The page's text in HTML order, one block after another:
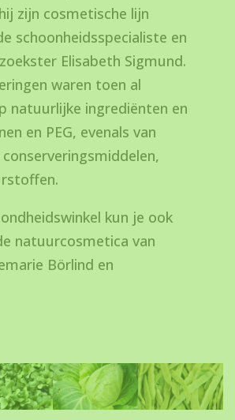
zijn cosmetische lijn
schoonheidsspecialiste en
Elisabeth Sigmund.
waren toen al
natuurlijke ingrediënten en
en PEG, evenals van
kun je ook
natuurcosmetica van
Börlind en